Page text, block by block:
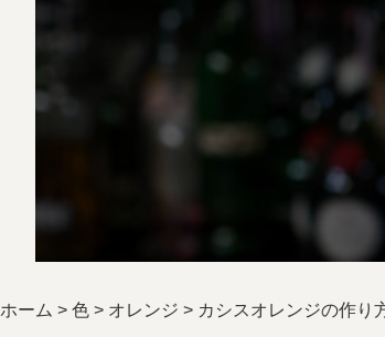
ホーム > 色 > オレンジ > カシスオレンジの作り